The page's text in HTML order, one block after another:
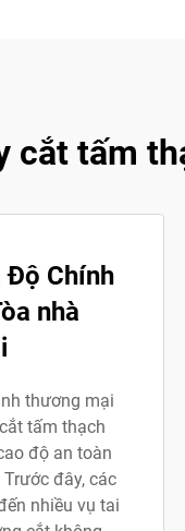
cắt tấm
Độ Chính
nhà
thương mại
tấm thạch
độ an toàn
đây, các
nhiều vụ tai